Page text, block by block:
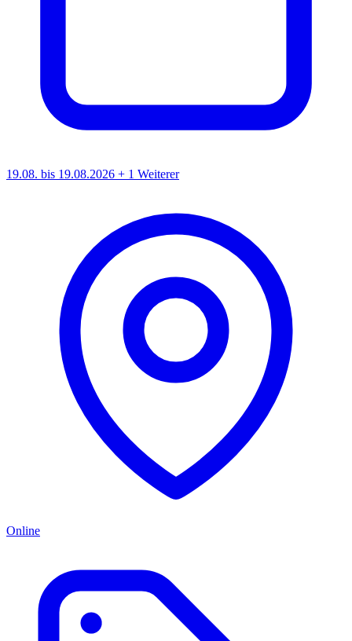
19.08. bis 19.08.2026 + 1 Weiterer
Online